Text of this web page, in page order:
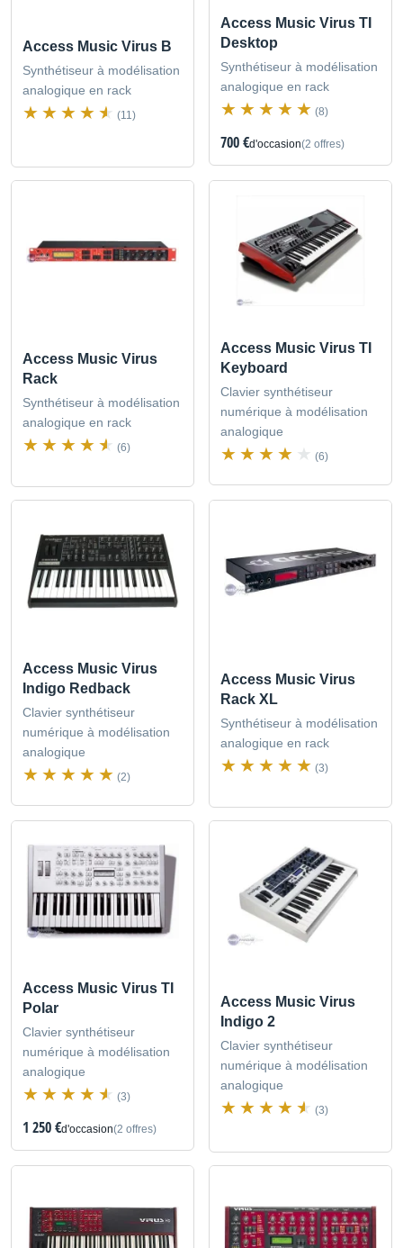
Access Music Virus B
Synthétiseur à modélisation
analogique en rack
(11)
Access Music Virus TI
Desktop
Synthétiseur à modélisation
analogique en rack
(8)
700 €d'occasion(2 offres)
Access Music Virus
Rack
Synthétiseur à modélisation
analogique en rack
(6)
Access Music Virus TI
Keyboard
Clavier synthétiseur
numérique à modélisation
analogique
(6)
Access Music Virus
Indigo Redback
Clavier synthétiseur
numérique à modélisation
analogique
(2)
Access Music Virus
Rack XL
Synthétiseur à modélisation
analogique en rack
(3)
Access Music Virus TI
Polar
Clavier synthétiseur
numérique à modélisation
analogique
(3)
1 250 €d'occasion(2 offres)
Access Music Virus
Indigo 2
Clavier synthétiseur
numérique à modélisation
analogique
(3)